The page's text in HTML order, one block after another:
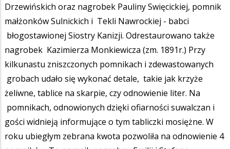
Drzewińskich oraz nagrobek Pauliny Swięcickiej, pomnik
małżonków Sulnickich i Tekli Nawrockiej - babci
błogostawionej Siostry Kanizji. Odrestaurowano także
nagrobek Kazimierza Monkiewicza (zm. 1891r.) Przy
kilkunastu zniszczonych pomnikach i zdewastowanych
grobach udało się wykonać detale, takie jak krzyże
żeliwne, tablice na skarpie, czy odnowienie liter. Na
pomnikach, odnowionych dzięki ofiarności suwalczan i
gości widnieją informujące o tym tabliczki mosiężne. W
roku ubiegłym zebrana kwota pozwoliła na odnowienie 4